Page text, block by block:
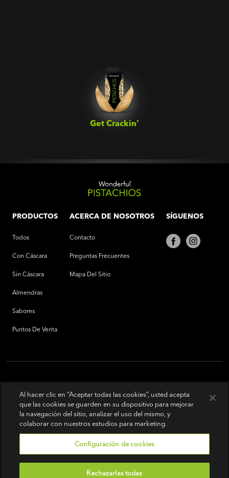
Get Crackin’‎
PRODUCTOS
Todos
Con Cáscara
Sin Cáscara
Almendras
Sabores
Puntos De Venta
ACERCA DE NOSOTROS
Contacto
Preguntas Frecuentes
Mapa Del Sitio
SÍGUENOS
Sobre términos de uso | Política de privacidad
Al hacer clic en “Aceptar todas las cookies”, usted acepta
que las cookies se guarden en su dispositivo para mejorar
la navegación del sitio, analizar el uso del mismo, y
colaborar con nuestros estudios para marketing.
Configuración de cookies
Rechazarlas todas